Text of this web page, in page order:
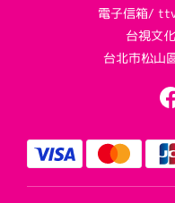
電子信箱/
台視文
台北市松山